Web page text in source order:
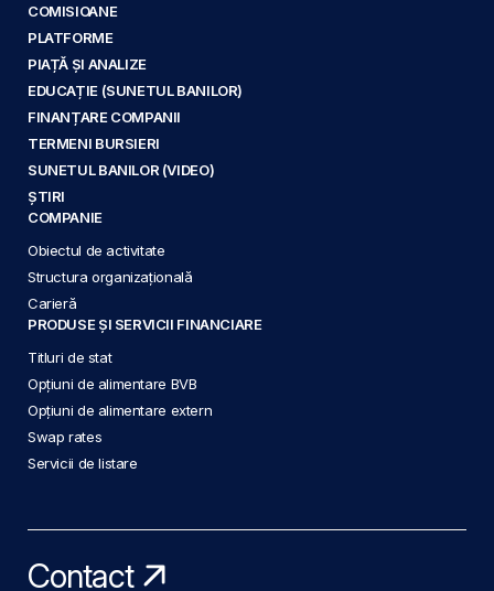
COMISIOANE
PLATFORME
PIAȚĂ ȘI ANALIZE
EDUCAȚIE (SUNETUL BANILOR)
FINANȚARE COMPANII
TERMENI BURSIERI
SUNETUL BANILOR (VIDEO)
ȘTIRI
COMPANIE
Obiectul de activitate
Structura organizațională
Carieră
PRODUSE ȘI SERVICII FINANCIARE
Titluri de stat
Opțiuni de alimentare BVB
Opțiuni de alimentare extern
Swap rates
Servicii de listare
Contact